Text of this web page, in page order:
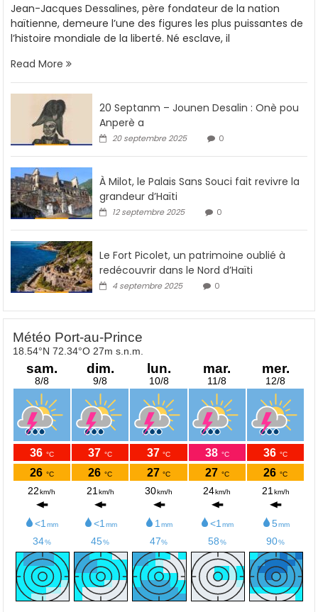
Jean-Jacques Dessalines, père fondateur de la nation
haïtienne, demeure l’une des figures les plus puissantes de
l’histoire mondiale de la liberté. Né esclave, il
Read More
20 Septanm – Jounen Desalin : Onè pou
Anperè a
20 septembre 2025 0
À Milot, le Palais Sans Souci fait revivre la
grandeur d’Haïti
12 septembre 2025 0
Le Fort Picolet, un patrimoine oublié à
redécouvrir dans le Nord d’Haïti
4 septembre 2025 0